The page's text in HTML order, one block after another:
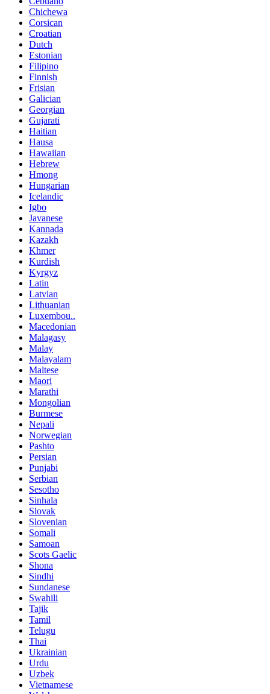
Chichewa
Corsican
Croatian
Dutch
Estonian
Filipino
Finnish
Frisian
Galician
Georgian
Gujarati
Haitian
Hausa
Hawaiian
Hebrew
Hmong
Hungarian
Icelandic
Igbo
Javanese
Kannada
Kazakh
Khmer
Kurdish
Kyrgyz
Latin
Latvian
Lithuanian
Luxembou..
Macedonian
Malagasy
Malay
Malayalam
Maltese
Maori
Marathi
Mongolian
Burmese
Nepali
Norwegian
Pashto
Persian
Punjabi
Serbian
Sesotho
Sinhala
Slovak
Slovenian
Somali
Samoan
Scots Gaelic
Shona
Sindhi
Sundanese
Swahili
Tajik
Tamil
Telugu
Thai
Ukrainian
Urdu
Uzbek
Vietnamese